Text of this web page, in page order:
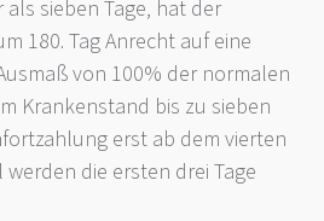
sieben Tage, hat der
180. Tag Anrecht auf eine
von 100% der normalen
Krankenstand bis zu sieben
erst ab dem vierten
werden die ersten drei Tage